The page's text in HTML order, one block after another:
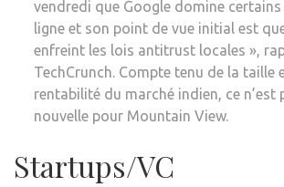
vendredi que Google domine certains
ligne et son point de vue initial est
enfreint les lois antitrust locales »,
TechCrunch. Compte tenu de la taille
rentabilité du marché indien, ce n’est
nouvelle pour Mountain View.
Startups/VC